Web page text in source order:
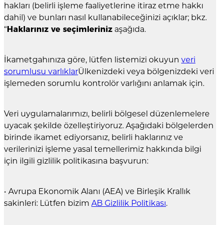
hakları (belirli işleme faaliyetlerine itiraz etme hakkı
dahil) ve bunları nasıl kullanabileceğinizi açıklar; bkz.
“Haklarınız ve seçimleriniz aşağıda.
İkametgahınıza göre, lütfen listemizi okuyun veri
sorumlusu varlıklarÜlkenizdeki veya bölgenizdeki veri
işlemeden sorumlu kontrolör varlığını anlamak için.
Veri uygulamalarımızı, belirli bölgesel düzenlemelere
uyacak şekilde özelleştiriyoruz. Aşağıdaki bölgelerden
birinde ikamet ediyorsanız, belirli haklarınız ve
verilerinizi işleme yasal temellerimiz hakkında bilgi
için ilgili gizlilik politikasına başvurun:
• Avrupa Ekonomik Alanı (AEA) ve Birleşik Krallık
sakinleri: Lütfen bizim AB Gizlilik Politikası.